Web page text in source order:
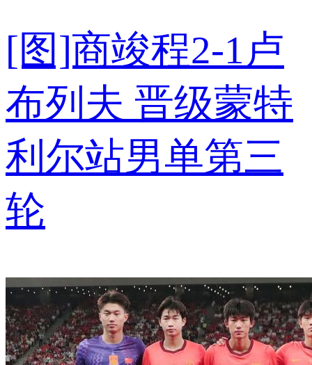
[图]商竣程2-1卢
布列夫 晋级蒙特
利尔站男单第三
轮